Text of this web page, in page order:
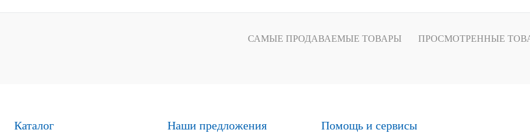
САМЫЕ ПРОДАВАЕМЫЕ ТОВАРЫ ПРОСМОТРЕННЫЕ
Каталог Наши предложения Помощь и сервисы